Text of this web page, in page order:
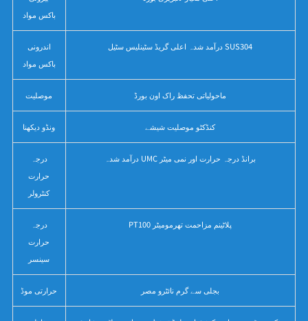
باکس مواد
اندرونی
باکس مواد
درآمد شدہ اعلی گریڈ سٹینلیس سٹیل SUS304
موصلیت ماحولیاتی تحفظ راک اون بورڈ
ونڈو دیکھنا کنڈکٹو موصلیت شیشے
درجہ
حرارت
کنٹرولر
درآمد شدہ UMC برانڈ درجہ حرارت اور نمی میٹر
درجہ
حرارت
سینسر
PT100 پلاٹینم مزاحمت تھرمومیٹر
حرارتی موڈ بجلی سے گرم نائٹرو مصر